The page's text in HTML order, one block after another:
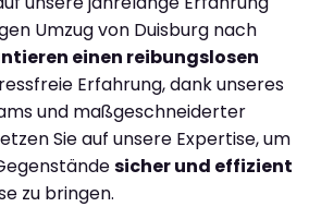
Umzug von Duisburg nach
einen reibungslosen
Erfahrung, dank unseres
und maßgeschneiderter
Sie auf unsere Expertise, um
sicher und effizient
zu bringen.